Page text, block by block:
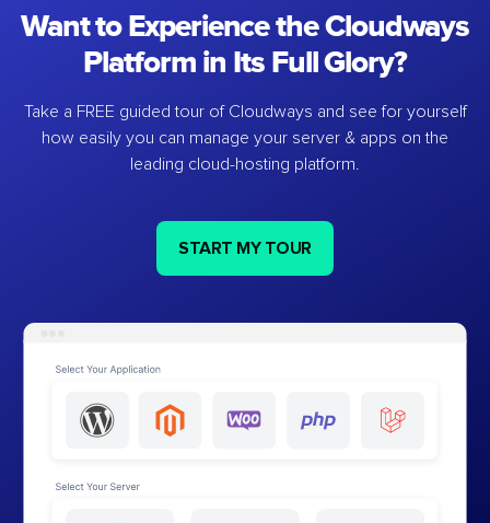
Want to Experience the Cloudways
Platform in Its Full Glory?
Take a FREE guided tour of Cloudways and see for yourself
how easily you can manage your server & apps on the
leading cloud-hosting platform.
START MY TOUR